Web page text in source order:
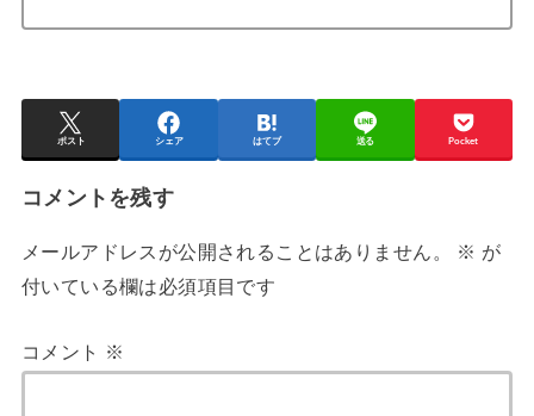
ポスト シェア はてブ 送る Pocket
コメントを残す
メールアドレスが公開されることはありません。 ※ が
付いている欄は必須項目です
コメント ※